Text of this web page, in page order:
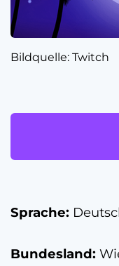
Bildquelle: Twitch
Sprache:
Bundesland: